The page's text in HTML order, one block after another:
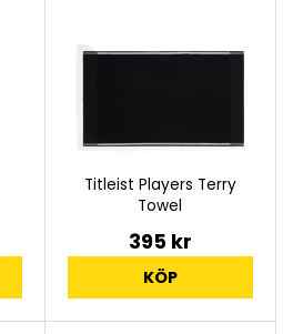
Titleist Players Terry
Towel
395 kr
KÖP